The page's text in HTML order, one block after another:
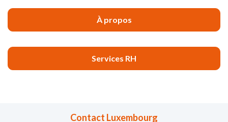
À propos
Services RH
Contact Luxembourg